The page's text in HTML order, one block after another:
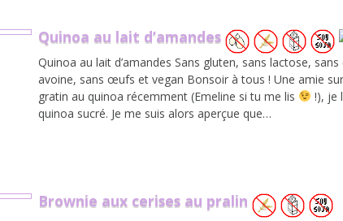
Quinoa au lait d’amandes
Quinoa au lait d’amandes Sans gluten, sans lactose,
avoine, sans œufs et vegan Bonsoir à tous ! Une amie
gratin au quinoa récemment (Emeline si tu me lis
!), je
quinoa sucré. Je me suis alors aperçue que…
Brownie aux cerises au pralin